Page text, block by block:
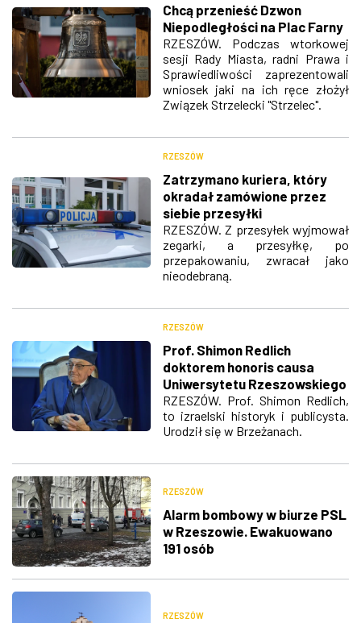
Chcą przenieść Dzwon
Niepodległości na Plac Farny
RZESZÓW. Podczas wtorkowej
sesji Rady Miasta, radni Prawa i
Sprawiedliwości zaprezentowali
wniosek jaki na ich ręce złożył
Związek Strzelecki "Strzelec".
RZESZÓW
Zatrzymano kuriera, który
okradał zamówione przez
siebie przesyłki
RZESZÓW. Z przesyłek wyjmował
zegarki, a przesyłkę, po
przepakowaniu, zwracał jako
nieodebraną.
RZESZÓW
Prof. Shimon Redlich
doktorem honoris causa
Uniwersytetu Rzeszowskiego
RZESZÓW. Prof. Shimon Redlich,
to izraelski historyk i publicysta.
Urodził się w Brzeżanach.
RZESZÓW
Alarm bombowy w biurze PSL
w Rzeszowie. Ewakuowano
191 osób
RZESZÓW